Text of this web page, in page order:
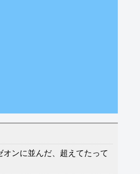
オンに並んだ、超えてたって